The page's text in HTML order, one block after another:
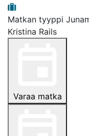
Matkan tyyppi
Kristina Rails
Varaa matka